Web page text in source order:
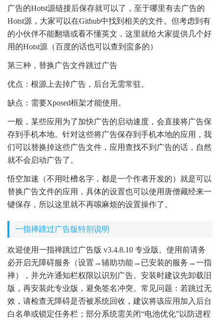
广告的Hotst源链接后保存就可以了，至于哪里有去广告的
Hotst源，大家可以在Github中找到相关的文件。但考虑到有
的小伙伴不能翻墙或看不懂英文，这里就给大家提供几个好
用的Hotst源（百度的话也可以查到蛮多的）
第三种，替换广告文件跳过广告
优点：根源上去掉广告，后台无需常驻。
缺点：需要Xposed框架才能使用。
一般，某些应用为了加快广告的启动速度，会直接将广告保
存到手机本地。针对这些将广告保存到手机本地的应用，我
们可以替换掉这些广告文件，应用查找不到广告的话，自然
就不会启动广告了。
悟空加速（不用吐槽名字，都是一个作者开发的）就是可以
替换广告文件的应用，具体的设置也可以使用唐僧藏经来一
键保存，所以这里就不再嗦麻烦的设置操作了。
一指禅跳过广告版特别说明
欢迎使用一指禅跳过广告版 v3.4.8.10 专业版。使用前请务
必开启无障碍服务（设置→辅助功能→已安装的服务→一指
禅），并允许通知栏权限以识别广告。安装时建议先卸载旧
版，再安装此专业版，避免签名冲突。常见问题：若跳过无
效，请检查无障碍是否被系统回收，建议将该应用加入后台
白名单或锁定任务栏；部分系统需关闭“电池优化”以防进程